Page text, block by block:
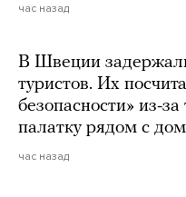
час назад
В Швеции
туристов. Их
безопасности» из-
палатку рядом с
час назад